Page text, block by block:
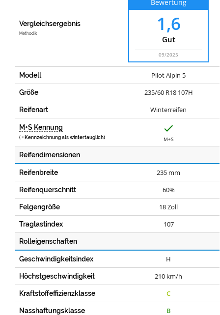
Vergleichsergebnis
Methodik
Bewertung
1,6
Gut
09/2025
Modell Pilot Alpin 5
Größe 235/60 R18 107H
Reifenart Winterreifen
M+S Kennung
( = Kennzeichnung als wintertauglich) M+S
Reifendimensionen
Reifenbreite 235 mm
Reifenquerschnitt 60%
Felgengröße 18 Zoll
Traglastindex 107
Rolleigenschaften
Geschwindigkeitsindex H
Höchstgeschwindigkeit 210 km/h
Kraftstoffeffizienzklasse C
Nasshaftungsklasse B